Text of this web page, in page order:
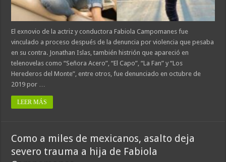
El exnovio de la actriz y conductora Fabiola Campomanes fue
vinculado a proceso después de la denuncia por violencia que pesaba
en su contra. Jonathan Islas, también histrión que apareció en
telenovelas como “Señora Acero”, “El Capo”, “La Fan” y “Los
Herederos del Monte”, entre otros, fue denunciado en octubre de
2019 por …
LEER MÁS
Como a miles de mexicanos, asalto deja
severo trauma a hija de Fabiola